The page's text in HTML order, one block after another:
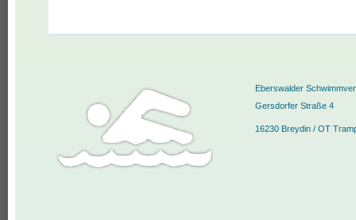
Eberswalder
Gersdorfer Straße 4
16230 Breydin / OT